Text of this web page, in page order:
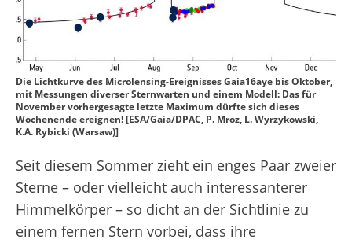
Die Lichtkurve des Microlensing-Ereignisses Gaia16aye bis Oktober,
mit Messungen diverser Sternwarten und einem Modell: Das für
November vorhergesagte letzte Maximum dürfte sich dieses
Wochenende ereignen! [ESA/Gaia/DPAC, P. Mroz, L. Wyrzykowski,
K.A. Rybicki (Warsaw)]
Seit diesem Sommer zieht ein enges Paar zweier
Sterne – oder vielleicht auch interessanterer
Himmelkörper – so dicht an der Sichtlinie zu
einem fernen Stern vorbei, dass ihre